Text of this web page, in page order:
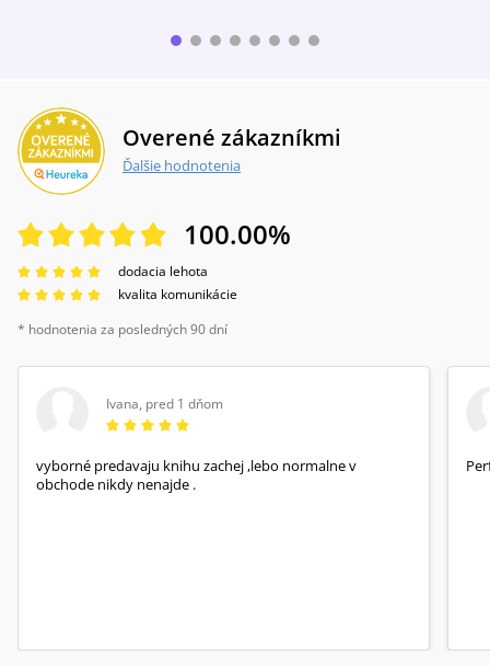
Overené zákazníkmi
Ďalšie hodnotenia
100.00%
dodacia lehota
kvalita komunikácie
* hodnotenia za posledných 90 dní
Ivana, pred 1 dňom
vyborné predavaju knihu zachej ,lebo normalne v
obchode nikdy nenajde .